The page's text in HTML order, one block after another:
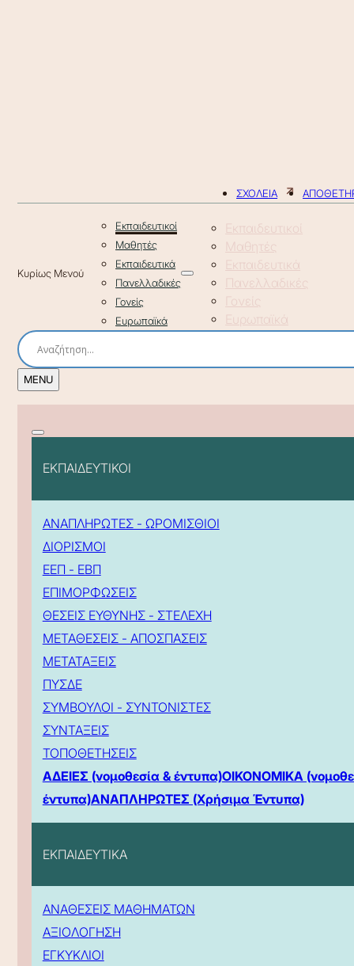
ΣΧΟΛΕΙΑ
Εκπαιδευτικοί
Μαθητές
Εκπαιδευτικά
Πανελλαδικές
Γονείς
Ευρωπαϊκά
Εκπαιδευτικοί
Μαθητές
Εκπαιδευτικά
Πανελλαδικές
Γονείς
Ευρωπαϊκά
ΕΚΠΑΙΔΕΥΤΙΚΟΙ
ΑΝΑΠΛΗΡΩΤΕΣ - ΩΡΟΜΙΣΘΙΟΙ
ΔΙΟΡΙΣΜΟΙ
ΕΕΠ - ΕΒΠ
ΕΠΙΜΟΡΦΩΣΕΙΣ
ΘΕΣΕΙΣ ΕΥΘΥΝΗΣ - ΣΤΕΛΕΧΗ
ΜΕΤΑΘΕΣΕΙΣ - ΑΠΟΣΠΑΣΕΙΣ
ΜΕΤΑΤΑΞΕΙΣ
ΠΥΣΔΕ
ΣΥΜΒΟΥΛΟΙ - ΣΥΝΤΟΝΙΣΤΕΣ
ΣΥΝΤΑΞΕΙΣ
ΤΟΠΟΘΕΤΗΣΕΙΣ
ΑΔΕΙΕΣ (νομοθεσία & έντυπα)ΟΙΚΟΝΟΜΙΚΑ
έντυπα)ΑΝΑΠΛΗΡΩΤΕΣ (Χρήσιμα Έντυπα)
ΕΚΠΑΙΔΕΥΤΙΚΑ
ΑΝΑΘΕΣΕΙΣ ΜΑΘΗΜΑΤΩΝ
ΑΞΙΟΛΟΓΗΣΗ
ΕΓΚΥΚΛΙΟΙ